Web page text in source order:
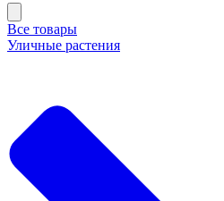
Все товары
Уличные растения